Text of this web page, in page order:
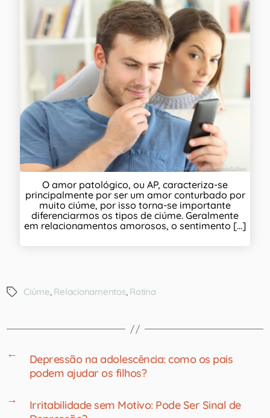
O amor patológico, ou AP, caracteriza-se
principalmente por ser um amor conturbado por
muito ciúme, por isso torna-se importante
diferenciarmos os tipos de ciúme. Geralmente
em relacionamentos amorosos, o sentimento [...]
Ciúme, Relacionamentos, Rotina
←
Depressão na adolescência: como os pais
podem ajudar os filhos?
→
Irritabilidade sem Motivo: Pode Ser Sinal de